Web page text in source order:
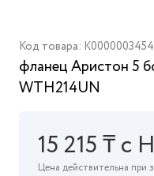
Код товара: K0000003454
фланец Аристон 5
WTH214UN
15 215 ₸ с
Цена действительна при